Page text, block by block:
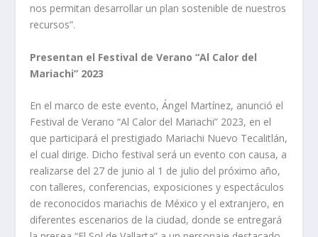
nos permitan desarrollar un plan sostenible de nuestros
recursos”.
Presentan el Festival de Verano “Al Calor del
Mariachi” 2023
En el marco de este evento, Ángel Martínez, anunció el
Festival de Verano “Al Calor del Mariachi” 2023, en el
que participará el prestigiado Mariachi Nuevo Tecalitlán,
el cual dirige. Dicho festival será un evento con causa, a
realizarse del 27 de junio al 1 de julio del próximo año,
con talleres, conferencias, exposiciones y espectáculos
de reconocidos mariachis de México y el extranjero, en
diferentes escenarios de la ciudad, donde se entregará